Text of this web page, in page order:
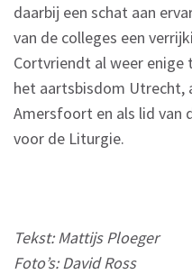
daarbij een schat aan
van de colleges een
Cortvriendt al weer enige
het aartsbisdom Utrecht,
Amersfoort en als lid van
voor de Liturgie.
Tekst: Mattijs Ploeger
Foto’s: David Ross